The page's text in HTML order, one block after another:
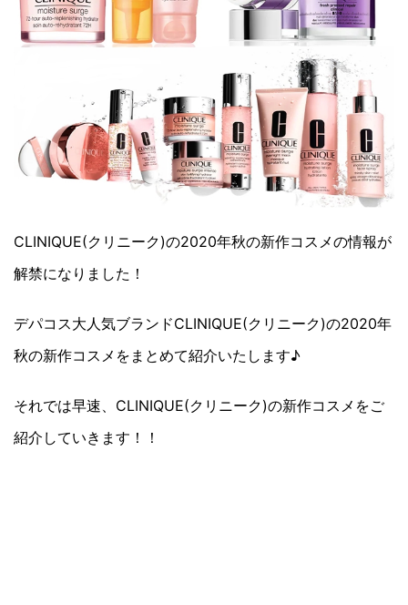
CLINIQUE(クリニーク)の2020年秋の新作コスメの情報が
解禁になりました！
デパコス大人気ブランドCLINIQUE(クリニーク)の2020年
秋の新作コスメをまとめて紹介いたします♪
それでは早速、CLINIQUE(クリニーク)の新作コスメをご
紹介していきます！！